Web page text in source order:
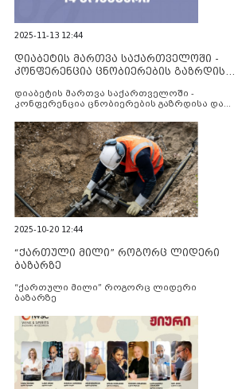
2025-11-13 12:44
დიაბეტის მართვა საქართველოში -
კონფერენცია ცნობიერების გაზრდისა
დიაბეტის მართვა საქართველოში -
კონფერენცია ცნობიერების გაზრდისა და
2025-10-20 12:44
“ქართული მილი” როგორც ლიდერი
ბაზარზე
“ქართული მილი” როგორც ლიდერი
ბაზარზე